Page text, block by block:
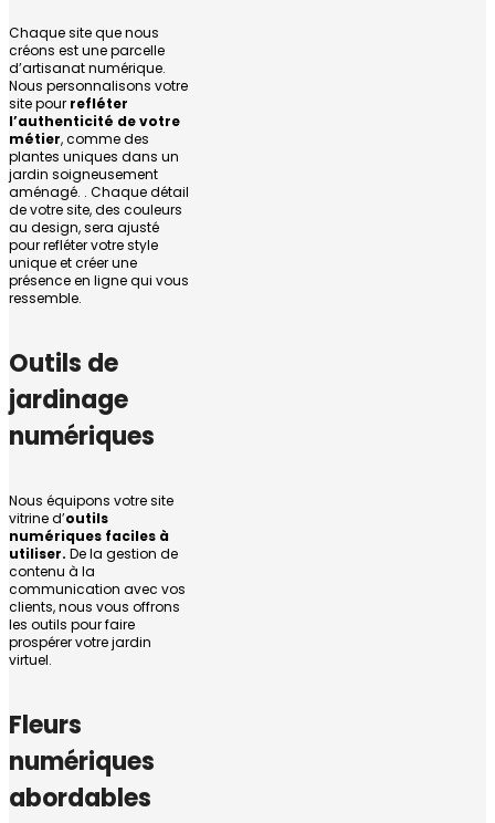
Chaque site que nous
créons est une parcelle
d’artisanat numérique.
Nous personnalisons votre
site pour refléter
l’authenticité de votre
métier, comme des
plantes uniques dans un
jardin soigneusement
aménagé. . Chaque détail
de votre site, des couleurs
au design, sera ajusté
pour refléter votre style
unique et créer une
présence en ligne qui vous
ressemble.
Outils de
jardinage
numériques
Nous équipons votre site
vitrine d’outils
numériques faciles à
utiliser. De la gestion de
contenu à la
communication avec vos
clients, nous vous offrons
les outils pour faire
prospérer votre jardin
virtuel.
Fleurs
numériques
abordables